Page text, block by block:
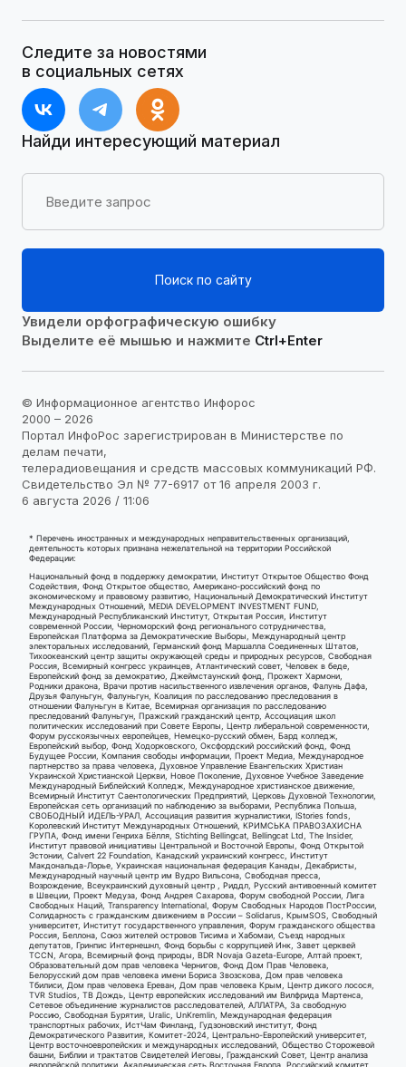
Следите за новостями
в социальных сетях
Найди интересующий материал
Поиск по сайту
Увидели орфографическую ошибку
Выделите её мышью и нажмите Ctrl+Enter
© Информационное агентство Инфорос
2000 – 2026
Портал ИнфоРос зарегистрирован в Министерстве по
делам печати,
телерадиовещания и средств массовых коммуникаций РФ.
Свидетельство Эл № 77-6917 от 16 апреля 2003 г.
6 августа 2026 / 11:06